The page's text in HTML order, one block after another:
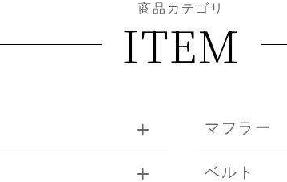
商品カテゴリ
ITEM
マフラー
ベルト